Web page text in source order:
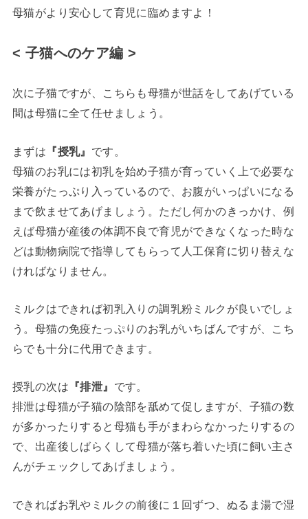
母猫がより安心して育児に臨めますよ！
< 子猫へのケア編 >
次に子猫ですが、こちらも母猫が世話をしてあげている
間は母猫に全て任せましょう。
まずは 『授乳』 です。
母猫のお乳には初乳を始め子猫が育っていく上で必要な
栄養がたっぷり入っているので、お腹がいっぱいになる
まで飲ませてあげましょう。ただし何かのきっかけ、例
えば母猫が産後の体調不良で育児ができなくなった時な
どは動物病院で指導してもらって人工保育に切り替えな
ければなりません。
ミルクはできれば初乳入りの調乳粉ミルクが良いでしょ
う。母猫の免疫たっぷりのお乳がいちばんですが、こち
らでも十分に代用できます。
授乳の次は 『排泄』 です。
排泄は母猫が子猫の陰部を舐めて促しますが、子猫の数
が多かったりすると母猫も手がまわらなかったりするの
で、出産後しばらくして母猫が落ち着いた頃に飼い主さ
んがチェックしてあげましょう。
できればお乳やミルクの前後に１回ずつ、ぬるま湯で湿